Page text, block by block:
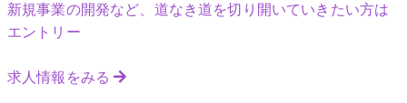
新規事業の開発など、道なき道を切り開いていきたい方は
エントリー
求人情報をみる